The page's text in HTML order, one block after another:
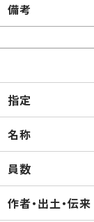
備考
指定
名称
員数
作者・出土・伝来